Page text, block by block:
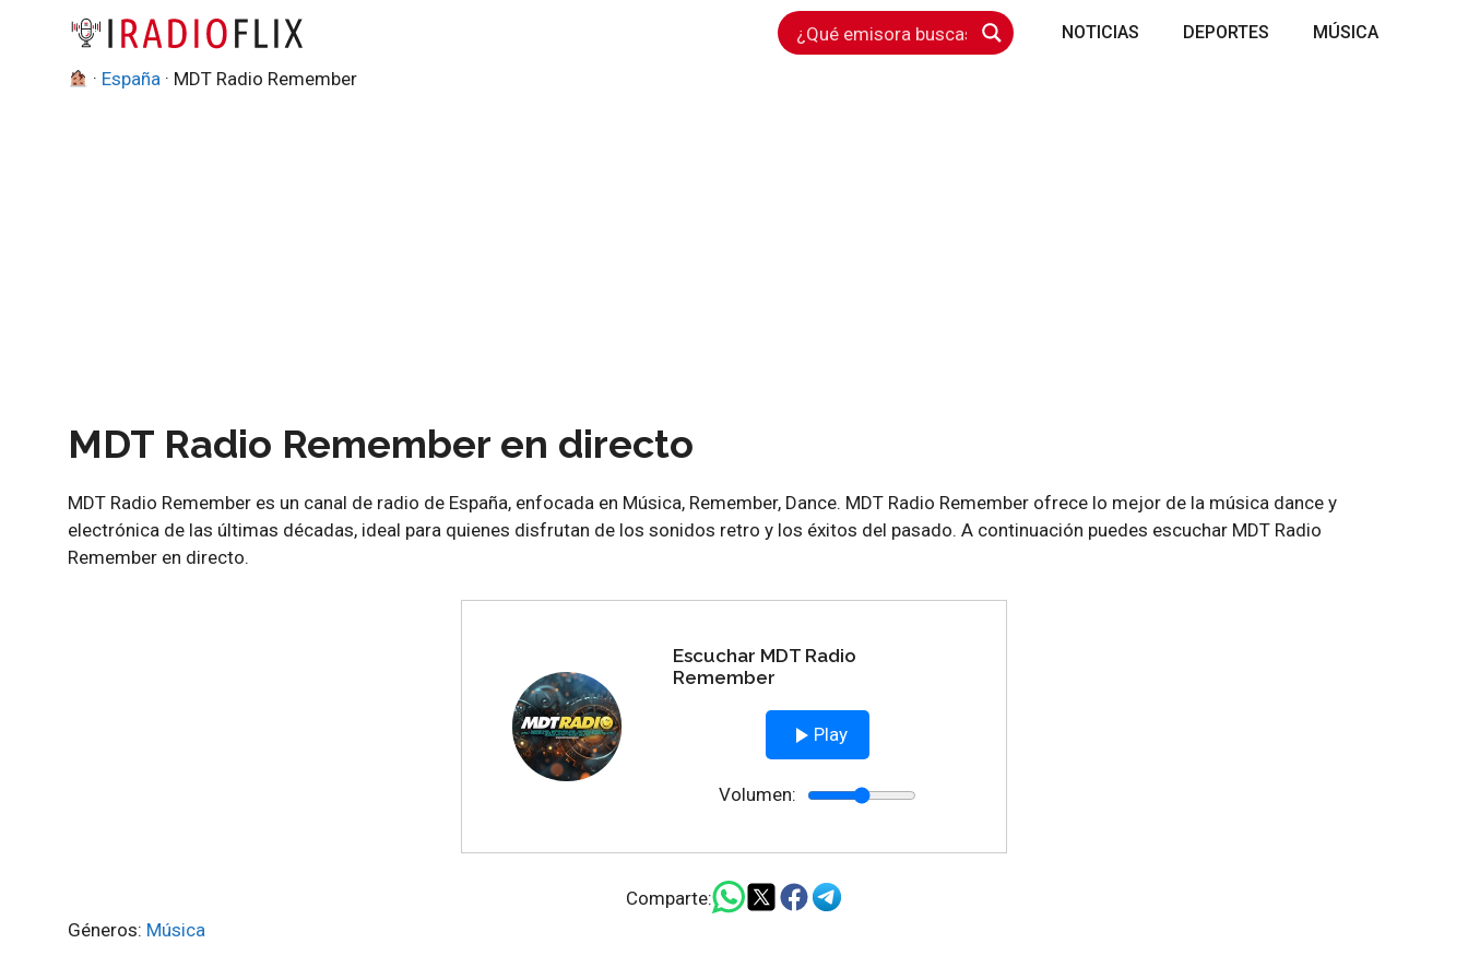
contenido
NOTICIAS DEPORTES MÚSICA
· España · MDT Radio Remember
MDT Radio Remember en directo
MDT Radio Remember es un canal de radio de España, enfocada en Música, Remember, Dance. MDT Radio Remember ofrece lo mejor de la música dance y
electrónica de las últimas décadas, ideal para quienes disfrutan de los sonidos retro y los éxitos del pasado. A continuación puedes escuchar MDT Radio
Remember en directo.
Escuchar MDT Radio
Remember
Play
Volumen:
Comparte:
Géneros: Música